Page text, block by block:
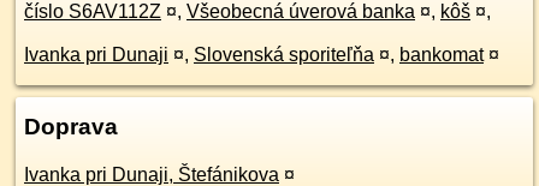
číslo S6AV112Z ¤, Všeobecná úverová banka ¤, kôš ¤,
Ivanka pri Dunaji ¤, Slovenská sporiteľňa ¤, bankomat ¤
Doprava
Ivanka pri Dunaji, Štefánikova ¤